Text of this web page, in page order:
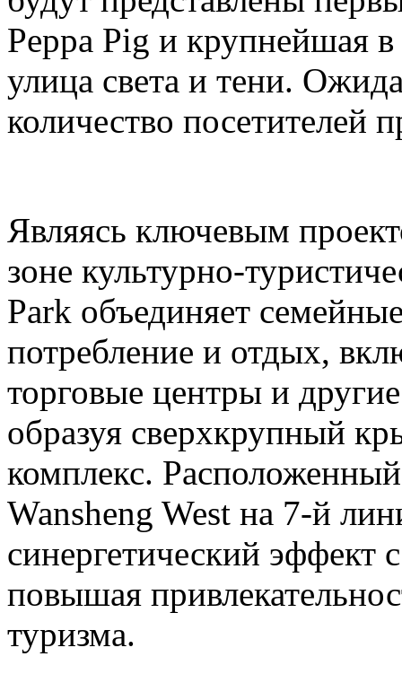
Peppa Pig и крупнейшая
улица света и тени.
количество посетителей
Являясь ключевым
зоне культурно-
Park объединяет
потребление и отдых,
торговые центры и
образуя сверхкрупный
комплекс.
Wansheng West на 7-й
синергетический эффект
повышая
туризма.